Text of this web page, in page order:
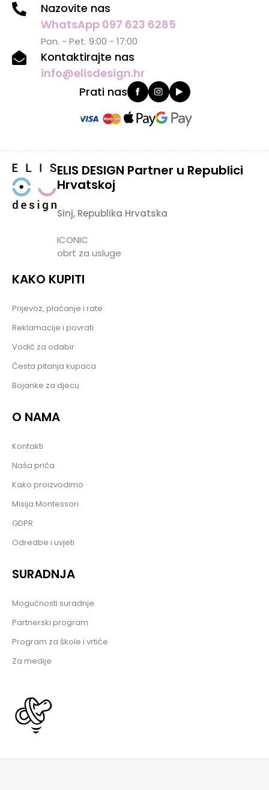
Nazovite nas
WhatsApp 097 623 6285
Pon. - Pet. 9:00 - 17:00
Kontaktirajte nas
info@elisdesign.hr
Prati nas
ELIS DESIGN Partner u Republici
Hrvatskoj
Sinj, Republika Hrvatska
ICONIC
obrt za usluge
KAKO KUPITI
Prijevoz, plaćanje i rate
Reklamacije i povrati
Vodič za odabir
Česta pitanja kupaca
Bojanke za djecu
O NAMA
Kontakti
Naša priča
Kako proizvodimo
Misija Montessori
GDPR
Odredbe i uvjeti
SURADNJA
Mogućnosti suradnje
Partnerski program
Program za škole i vrtiće
Za medije